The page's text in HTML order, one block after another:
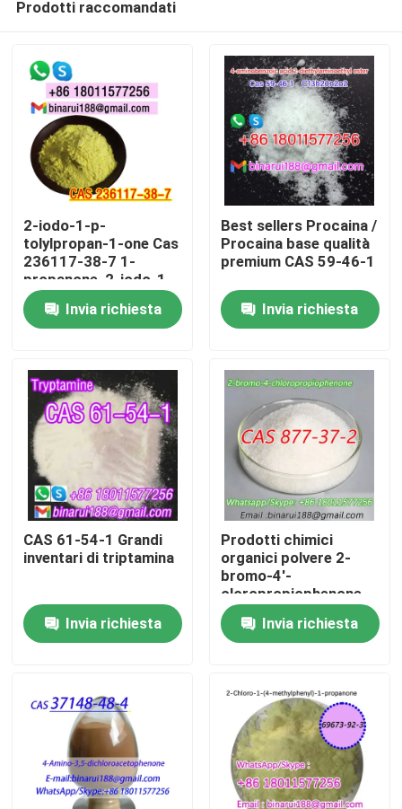
Casa.
Video
Su di noi
Visita alla fabbrica
Chiedi un preventivo
Materie prime chimiche quotidiane
Materia prima dei prodotti chimici inorganici
mediatori chimici fini
Prodotti raccomandati
2-iodo-1-p-
tolylpropan-1-one Cas
236117-38-7 1-
propanone, 2-iodo-1-
((4-metilfenil) -
Invia richiesta
Best sellers Procaina /
Procaina base qualità
premium CAS 59-46-1
Invia richiesta
CAS 61-54-1 Grandi
inventari di triptamina
Invia richiesta
Prodotti chimici
organici polvere 2-
bromo-4'-
cloropropiophenone
Cas 877-37-2 2-
bromo-1- ((4-
clorophenyl) propano-
Invia richiesta